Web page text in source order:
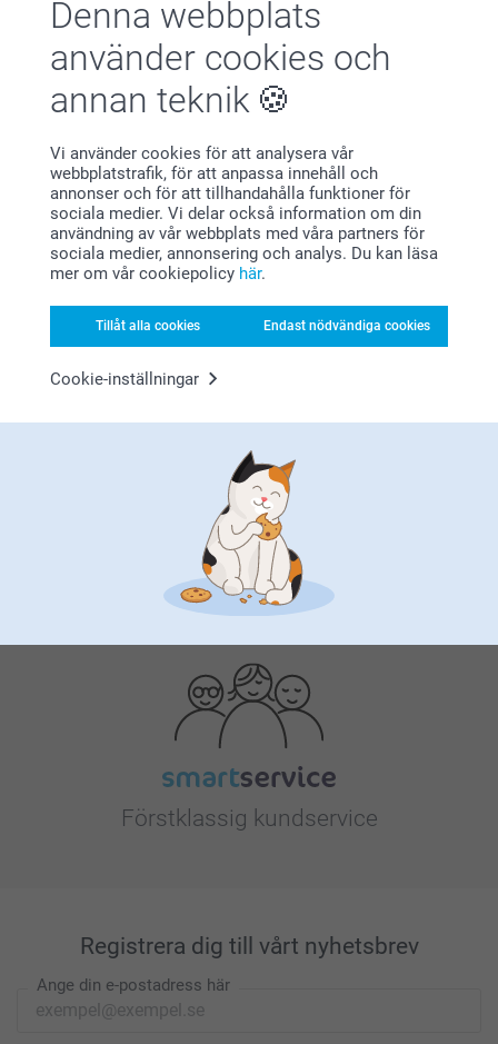
Denna webbplats
använder cookies och
annan teknik
Vi använder cookies för att analysera vår
webbplatstrafik, för att anpassa innehåll och
annonser och för att tillhandahålla funktioner för
sociala medier. Vi delar också information om din
användning av vår webbplats med våra partners för
sociala medier, annonsering och analys. Du kan läsa
mer om vår cookiepolicy här.
Tillåt alla cookies Endast nödvändiga cookies
Cookie-inställningar
Varförsmartphoto
Nöjd kundgaranti
Bonus på alla dina köp
Letar du efter inspiration?
Förstklassig kundservice
Registrera dig till vårt nyhetsbrev
Ange din e-postadress här